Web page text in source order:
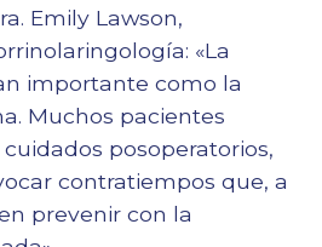
Emily Lawson,
«La
importante como la
Muchos pacientes
posoperatorios,
contratiempos que, a
prevenir con la